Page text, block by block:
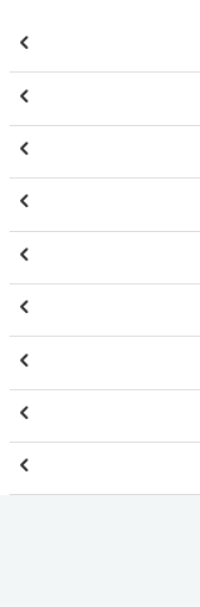








